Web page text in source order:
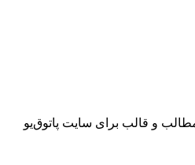
مطالب و قالب برای سایت پاتوق‌یو